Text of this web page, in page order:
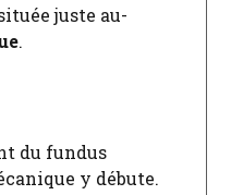
juste au-
.
du fundus
y débute.